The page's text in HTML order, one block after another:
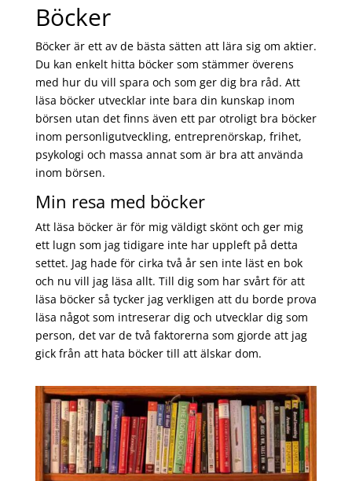
Böcker
Böcker är ett av de bästa sätten att lära sig om aktier.
Du kan enkelt hitta böcker som stämmer överens
med hur du vill spara och som ger dig bra råd. Att
läsa böcker utvecklar inte bara din kunskap inom
börsen utan det finns även ett par otroligt bra böcker
inom personligutveckling, entreprenörskap, frihet,
psykologi och massa annat som är bra att använda
inom börsen.
Min resa med böcker
Att läsa böcker är för mig väldigt skönt och ger mig
ett lugn som jag tidigare inte har uppleft på detta
settet. Jag hade för cirka två år sen inte läst en bok
och nu vill jag läsa allt. Till dig som har svårt för att
läsa böcker så tycker jag verkligen att du borde prova
läsa något som intreserar dig och utvecklar dig som
person, det var de två faktorerna som gjorde att jag
gick från att hata böcker till att älskar dom.